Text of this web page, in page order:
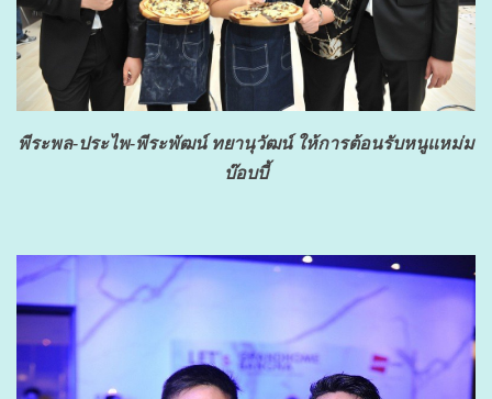
พีระพล-ประไพ-พีระพัฒน์ ทยานุวัฒน์ ให้การต้อนรับหนูแหม่ม
บ๊อบบี้